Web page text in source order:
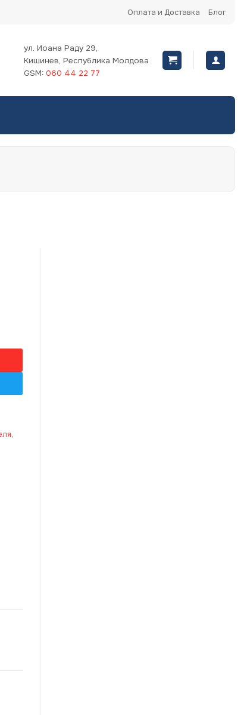
Оплата и Доставка Блог
ул. Иоана Раду 29,
Кишинев, Республика Молдова
GSM: 060 44 22 77